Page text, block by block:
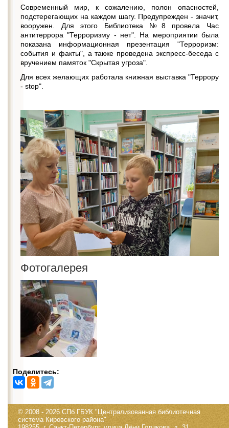
Современный мир, к сожалению, полон опасностей,
подстерегающих на каждом шагу. Предупрежден - значит,
вооружен. Для этого Библиотека №8 провела Час
антитеррора "Терроризму - нет". На мероприятии была
показана информационная презентация "Терроризм:
события и факты", а также проведена экспресс-беседа с
вручением памяток "Скрытая угроза".
Для всех желающих работала книжная выставка "Террору
- stop".
Фотогалерея
Поделитесь:
© 2008 - 2026 СПб ГБУК "Централизованная библиотечная
система Кировского района"